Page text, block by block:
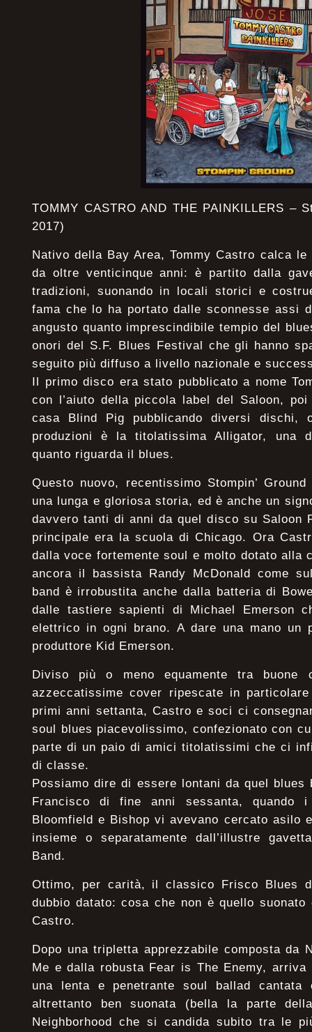
TOMMY CASTRO AND THE PAINKILLERS –
2017)
Nativo della Bay Area, Tommy Castro calca
da oltre venticinque anni: è partito dalla
tradizioni, suonando in locali storici e
fama che lo ha portato dalle sconnesse assi
angusto quanto imprescindibile tempio del
onori del S.F. Blues Festival che gli hanno
seguito più diffuso a livello nazionale e
Il primo disco era stato pubblicato a nome
con l’aiuto della piccola label del Saloon,
casa Blind Pig pubblicando diversi dischi,
produzioni è la titolatissima Alligator, una
quanto riguarda il blues.
Questo nuovo, recentissimo Stompin’
una lunga e gloriosa storia, ed è anche un
davvero tanti di anni da quel disco su Saloon
principale era la scuola di Chicago. Ora
dalla voce fortemente soul e molto dotato alla
ancora il bassista Randy McDonald come
band è irrobustita anche dalla batteria di
dalle tastiere sapienti di Michael Emerson
elettrico in ogni brano. A dare una mano un
produttore Kid Emerson.
Diviso più o meno equamente tra buone
azzeccatissime cover ripescate in
primi anni settanta, Castro e soci ci
soul blues piacevolissimo, confezionato con
parte di un paio di amici titolatissimi che ci
di classe.
Possiamo dire di essere lontani da quel blues
Francisco di fine anni sessanta, quando i
Bloomfield e Bishop vi avevano cercato asilo
insieme o separatamente dall’illustre
Band.
Ottimo, per carità, il classico Frisco Blues
dubbio datato: cosa che non è quello
Castro.
Dopo una tripletta apprezzabile composta da
Me e dalla robusta Fear is The Enemy,
una lenta e penetrante soul ballad cantata
altrettanto ben suonata (bella la parte
Neighborhood che si candida subito tra le